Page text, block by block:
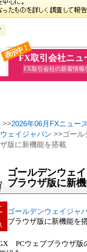
表示中！FX取引会社ニュ
FX取引会社の新着情報
>>2026年06月FXニュー
ェイジャパン >>ゴール
版に新機能を搭載
ゴールデンウェ
ブラウザ版に新
ゴールデンウェイジャ
ブラウザ版に新機能を
PCウェブブラウザ版